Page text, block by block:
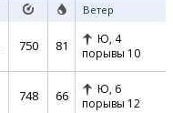
Ветер
750 81 Ю, 4
порывы 10
748 66 Ю, 6
порывы 12